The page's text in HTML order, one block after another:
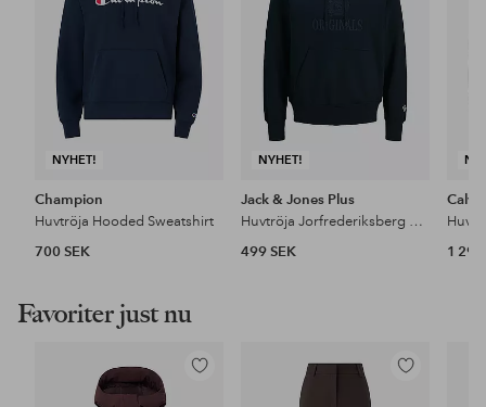
NYHET!
Champion
Huvtröja Hooded Sweatshirt
700 SEK
NYHET!
Jack & Jones Plus
Huvtröja Jorfrederiksberg Monogram Sweat Hoo
499 SEK
1 299
Favoriter just nu
Lägg
Lägg